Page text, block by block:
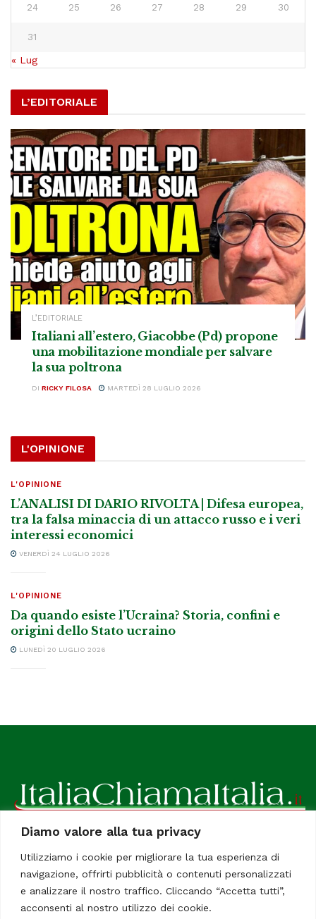
Diamo valore alla tua privacy
Utilizziamo i cookie per migliorare la tua esperienza di
navigazione, offrirti pubblicità o contenuti personalizzati
e analizzare il nostro traffico. Cliccando “Accetta tutti”,
acconsenti al nostro utilizzo dei cookie.
24 25 26 27 28 29 30
31
« Lug
L’EDITORIALE
L’EDITORIALE
Italiani all’estero, Giacobbe (Pd) propone
una mobilitazione mondiale per salvare
la sua poltrona
DI RICKY FILOSA MARTEDÌ 28 LUGLIO 2026
L'OPINIONE
L'OPINIONE
L’ANALISI DI DARIO RIVOLTA | Difesa europea,
tra la falsa minaccia di un attacco russo e i veri
interessi economici
VENERDÌ 24 LUGLIO 2026
L'OPINIONE
Da quando esiste l’Ucraina? Storia, confini e
origini dello Stato ucraino
LUNEDÌ 20 LUGLIO 2026
ItaliaChiamaItalia, il TUO quotidiano online preferito.
Dedicato in particolare a tutti gli italiani residenti all'estero.
Tutti i diritti sono riservati. Quotidiano online indipendente